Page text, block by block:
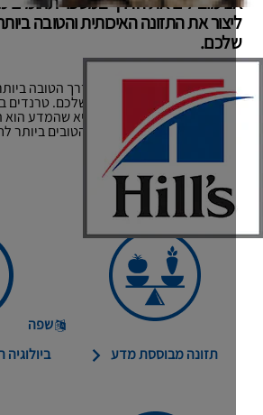
שפה
את התזונה האיכותית והטובה ביותר
מאמינים שהמדע תורם בדרך הטובה ביותר
עבור חיית המחמד שלכם. טרנדים באים
התזונתית שלנו היא שהמדע הוא
מזון המעניק את החיים הטובים ביותר
תזונה מבוססת מדע ביולוגיה